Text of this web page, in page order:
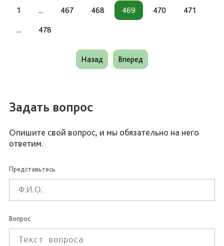
1 ... 467 468 469 470 471
... 478
Назад Вперед
Задать вопрос
Опишите свой вопрос, и мы обязательно на него
ответим.
Представьтесь
Вопрос